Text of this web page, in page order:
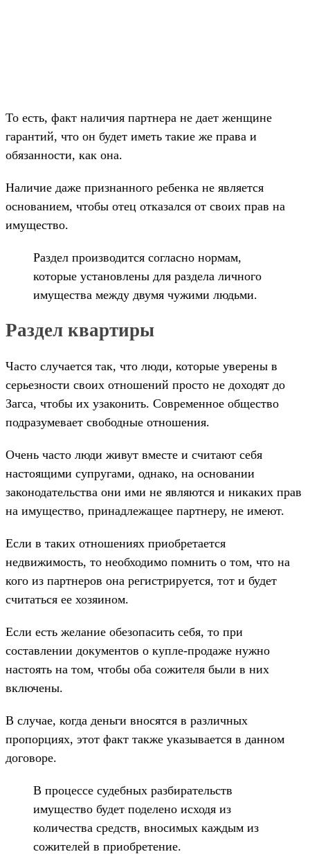
То есть, факт наличия партнера не дает женщине
гарантий, что он будет иметь такие же права и
обязанности, как она.
Наличие даже признанного ребенка не является
основанием, чтобы отец отказался от своих прав на
имущество.
Раздел производится согласно нормам,
которые установлены для раздела личного
имущества между двумя чужими людьми.
Раздел квартиры
Часто случается так, что люди, которые уверены в
серьезности своих отношений просто не доходят до
Загса, чтобы их узаконить. Современное общество
подразумевает свободные отношения.
Очень часто люди живут вместе и считают себя
настоящими супругами, однако, на основании
законодательства они ими не являются и никаких прав
на имущество, принадлежащее партнеру, не имеют.
Если в таких отношениях приобретается
недвижимость, то необходимо помнить о том, что на
кого из партнеров она регистрируется, тот и будет
считаться ее хозяином.
Если есть желание обезопасить себя, то при
составлении документов о купле-продаже нужно
настоять на том, чтобы оба сожителя были в них
включены.
В случае, когда деньги вносятся в различных
пропорциях, этот факт также указывается в данном
договоре.
В процессе судебных разбирательств
имущество будет поделено исходя из
количества средств, вносимых каждым из
сожителей в приобретение.